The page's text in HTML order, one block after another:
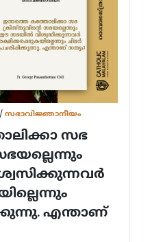
/സഭാവിജ്ഞാനീയം
സഭ
എന്താണ്